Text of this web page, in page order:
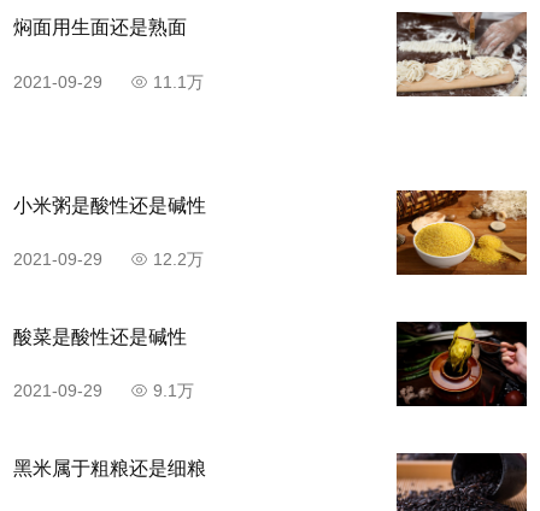
鱿鱼切开去内脏、去掉骨头，去掉嘴和墨囊，打花刀
焖面用生面还是熟面
2021-09-29 11.1万
小米粥是酸性还是碱性
2021-09-29 12.2万
酸菜是酸性还是碱性
2021-09-29 9.1万
黑米属于粗粮还是细粮